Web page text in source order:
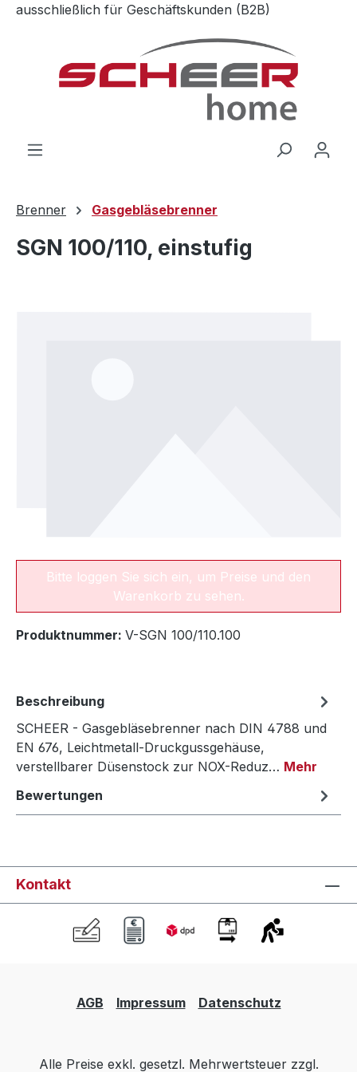
Zum Hauptinhalt springen
ausschließlich für Geschäftskunden (B2B)
Brenner Gasgebläsebrenner
SGN 100/110, einstufig
Bitte loggen Sie sich ein, um Preise und den
Warenkorb zu sehen.
Produktnummer: V-SGN 100/110.100
Beschreibung
SCHEER - Gasgebläsebrenner nach DIN 4788 und
EN 676, Leichtmetall-Druckgussgehäuse,
verstellbarer Düsenstock zur NOX-Reduz… Mehr
Bewertungen
Kontakt
AGB Impressum Datenschutz
Alle Preise exkl. gesetzl. Mehrwertsteuer zzgl.